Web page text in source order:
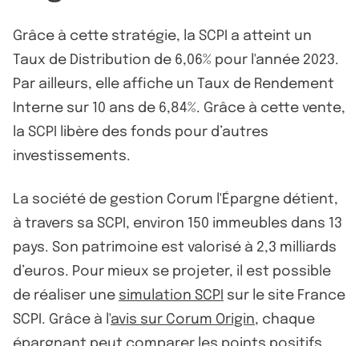
Grâce à cette stratégie, la SCPI a atteint un
Taux de Distribution de 6,06% pour l'année 2023.
Par ailleurs, elle affiche un Taux de Rendement
Interne sur 10 ans de 6,84%. Grâce à cette vente,
la SCPI libère des fonds pour d’autres
investissements.
La société de gestion Corum l'Épargne détient,
à travers sa SCPI, environ 150 immeubles dans 13
pays. Son patrimoine est valorisé à 2,3 milliards
d’euros. Pour mieux se projeter, il est possible
de réaliser une simulation SCPI sur le site France
SCPI. Grâce à l'avis sur Corum Origin, chaque